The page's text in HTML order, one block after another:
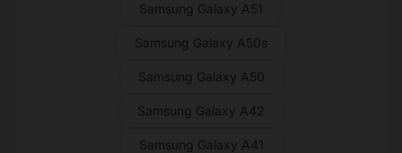
Samsung Galaxy A51
Samsung Galaxy A50s
Samsung Galaxy A50
Samsung Galaxy A42
Samsung Galaxy A41